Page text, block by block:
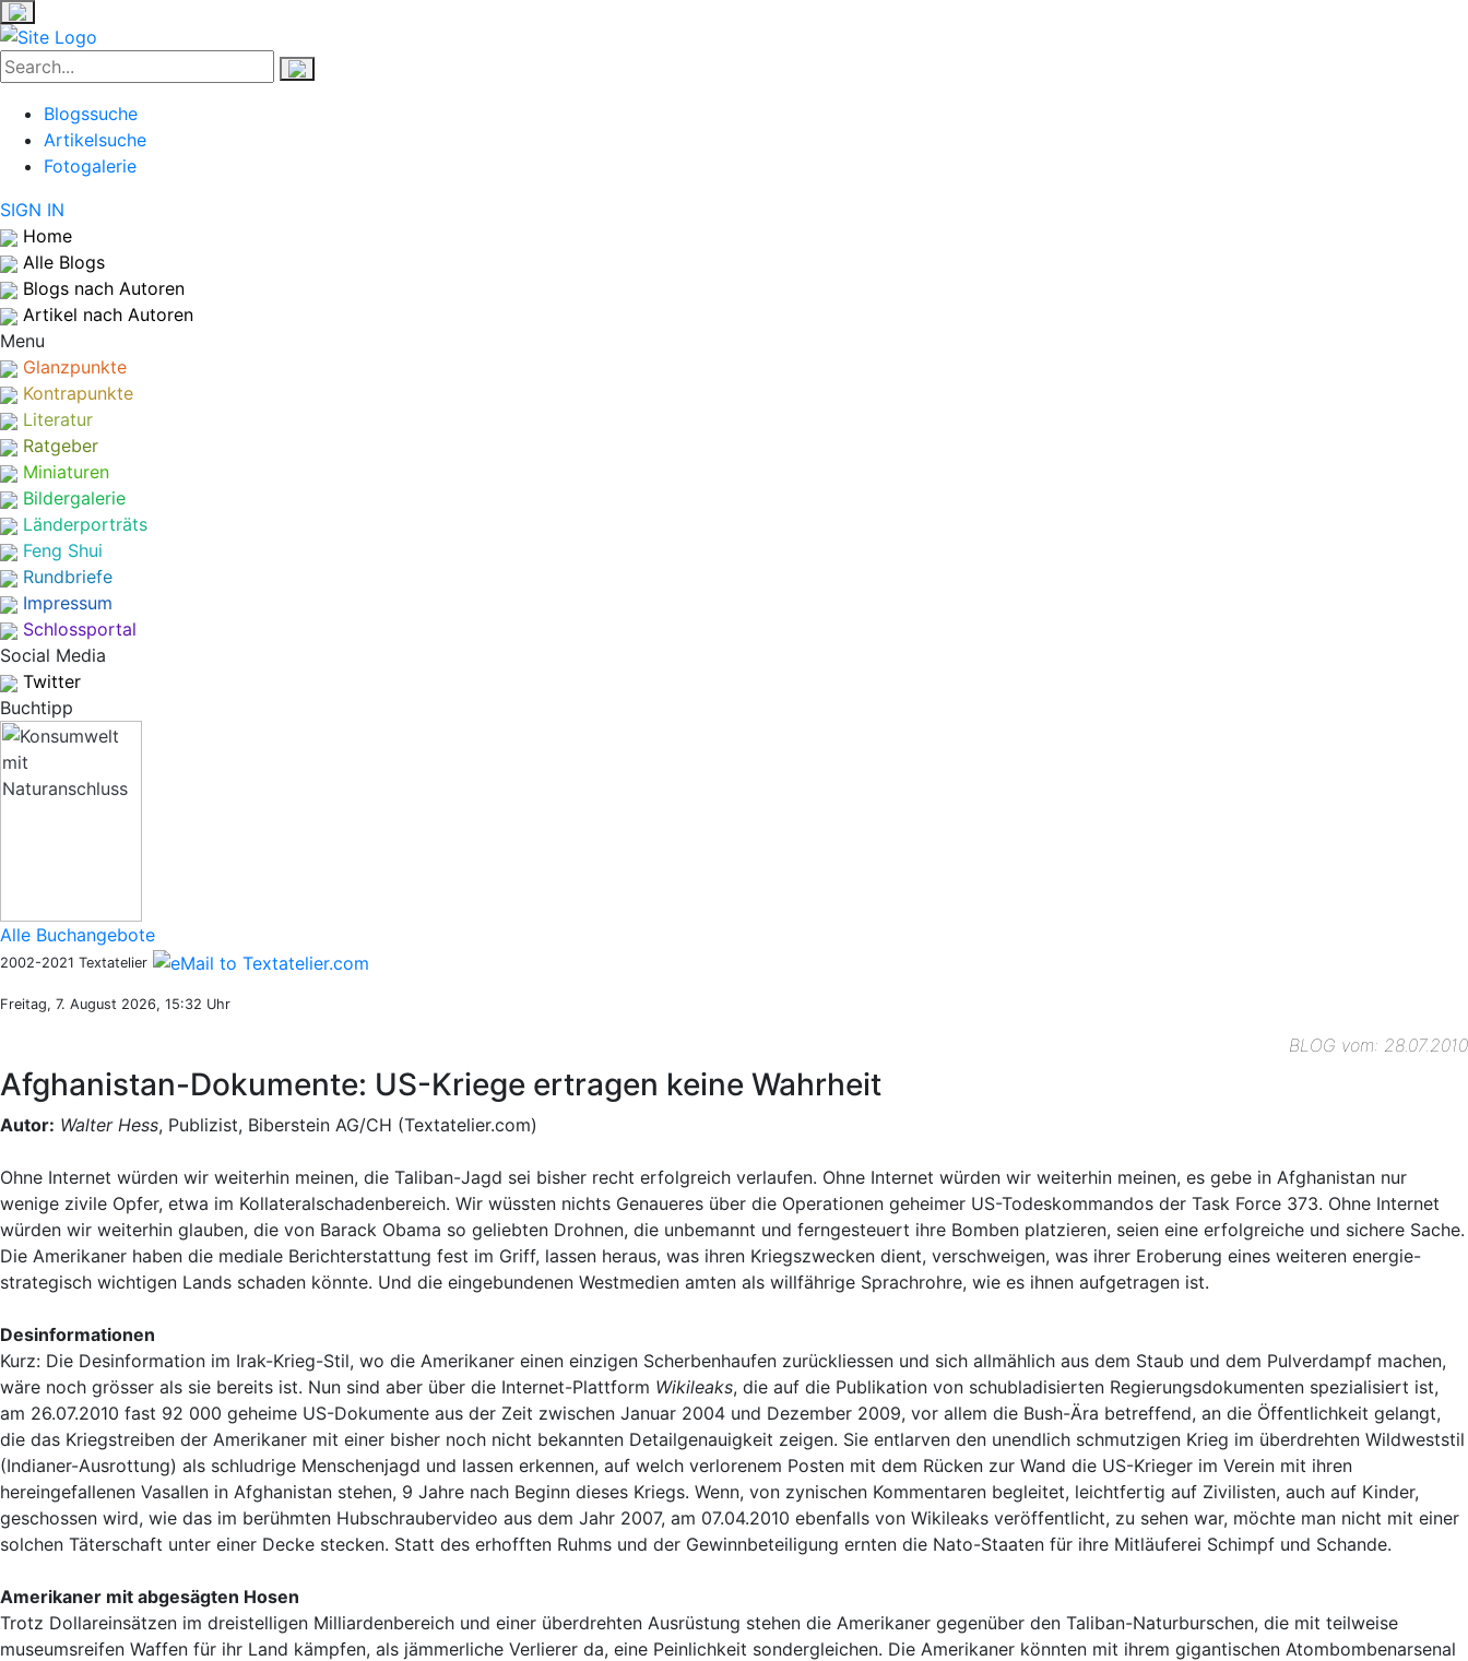
Blogssuche
Artikelsuche
Fotogalerie
SIGN IN
Home
Alle Blogs
Blogs nach Autoren
Artikel nach Autoren
Menu
Glanzpunkte
Kontrapunkte
Literatur
Ratgeber
Miniaturen
Bildergalerie
Länderporträts
Feng Shui
Rundbriefe
Impressum
Schlossportal
Social Media
Twitter
Buchtipp
Alle Buchangebote
2002-2021 Textatelier
Freitag, 7. August 2026, 15:32 Uhr
BLOG vom: 28.07.2010
Afghanistan-Dokumente: US-Kriege ertragen keine Wahrheit
Autor: Walter Hess, Publizist, Biberstein AG/CH (Textatelier.com)
Ohne Internet würden wir weiterhin meinen, die Taliban-Jagd sei bisher recht erfolgreich verlaufen. Ohne Internet würden wir weiterhin meinen, es gebe in Afghanistan nur
wenige zivile Opfer, etwa im Kollateralschadenbereich. Wir wüssten nichts Genaueres über die Operationen geheimer US-Todeskommandos der Task Force 373. Ohne Internet
würden wir weiterhin glauben, die von Barack Obama so geliebten Drohnen, die unbemannt und ferngesteuert ihre Bomben platzieren, seien eine erfolgreiche und sichere Sache.
Die Amerikaner haben die mediale Berichterstattung fest im Griff, lassen heraus, was ihren Kriegszwecken dient, verschweigen, was ihrer Eroberung eines weiteren energie-
strategisch wichtigen Lands schaden könnte. Und die eingebundenen Westmedien amten als willfährige Sprachrohre, wie es ihnen aufgetragen ist.
Desinformationen
Kurz: Die Desinformation im Irak-Krieg-Stil, wo die Amerikaner einen einzigen Scherbenhaufen zurückliessen und sich allmählich aus dem Staub und dem Pulverdampf machen,
wäre noch grösser als sie bereits ist. Nun sind aber über die Internet-Plattform Wikileaks, die auf die Publikation von schubladisierten Regierungsdokumenten spezialisiert ist,
am 26.07.2010 fast 92 000 geheime US-Dokumente aus der Zeit zwischen Januar 2004 und Dezember 2009, vor allem die Bush-Ära betreffend, an die Öffentlichkeit gelangt,
die das Kriegstreiben der Amerikaner mit einer bisher noch nicht bekannten Detailgenauigkeit zeigen. Sie entlarven den unendlich schmutzigen Krieg im überdrehten Wildweststil
(Indianer-Ausrottung) als schludrige Menschenjagd und lassen erkennen, auf welch verlorenem Posten mit dem Rücken zur Wand die US-Krieger im Verein mit ihren
hereingefallenen Vasallen in Afghanistan stehen, 9 Jahre nach Beginn dieses Kriegs. Wenn, von zynischen Kommentaren begleitet, leichtfertig auf Zivilisten, auch auf Kinder,
geschossen wird, wie das im berühmten Hubschraubervideo aus dem Jahr 2007, am 07.04.2010 ebenfalls von Wikileaks veröffentlicht, zu sehen war, möchte man nicht mit einer
solchen Täterschaft unter einer Decke stecken. Statt des erhofften Ruhms und der Gewinnbeteiligung ernten die Nato-Staaten für ihre Mitläuferei Schimpf und Schande.
Amerikaner mit abgesägten Hosen
Trotz Dollareinsätzen im dreistelligen Milliardenbereich und einer überdrehten Ausrüstung stehen die Amerikaner gegenüber den Taliban-Naturburschen, die mit teilweise
museumsreifen Waffen für ihr Land kämpfen, als jämmerliche Verlierer da, eine Peinlichkeit sondergleichen. Die Amerikaner könnten mit ihrem gigantischen Atombombenarsenal